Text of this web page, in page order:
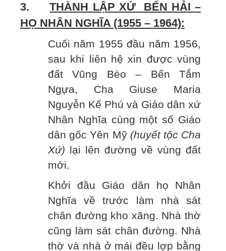
3.THÀNH LẬP XỨ BẾN HẢI –
HỌ NHÂN NGHĨA (1955 – 1964):
Cuối năm 1955 đầu năm 1956,
sau khi liên hệ xin được vùng
đất Vũng Bèo – Bến Tắm
Ngựa, Cha Giuse Maria
Nguyễn Kế Phú và Giáo dân xứ
Nhân Nghĩa cùng một số Giáo
dân gốc Yên Mỹ(huyết tộc Cha
Xứ) lại lên đường về vùng đất
mới.
Khởi đầu Giáo dân họ Nhân
Nghĩa về trước làm nhà sát
chân đường kho xăng. Nhà thờ
cũng làm sát chân đường. Nhà
thờ và nhà ở mái đều lợp bằng